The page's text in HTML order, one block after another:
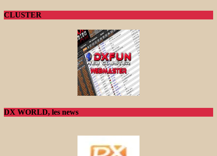
CLUSTER
DX WORLD, les news